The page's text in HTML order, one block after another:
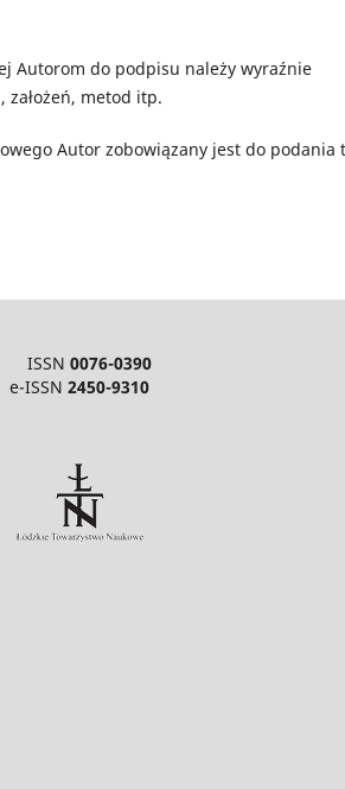
Autorom do podpisu należy wyraźnie
założeń, metod itp.
Autor zobowiązany jest do podania
ISSN 0076-0390
e-ISSN 2450-9310